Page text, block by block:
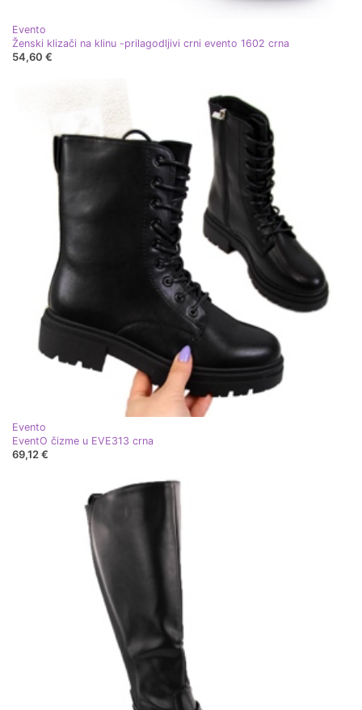
Evento
Ženski klizači na klinu -prilagodljivi crni evento 1602 crna
54,60 €
Evento
EventO čizme u EVE313 crna
69,12 €